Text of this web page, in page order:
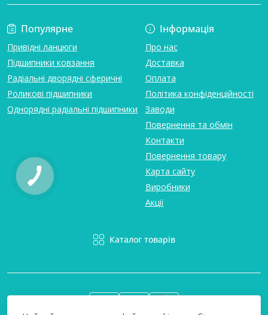
Популярне
Привідні ланцюги
Підшипники ковзання
Радіальні дворядні сферичні
Роликові підшипники
Однорядні радіальні підшипники
Інформація
Про нас
Доставка
Оплата
Політика конфіденційності
Заводи
Повернення та обмін
Контакти
Повернення товару
Карта сайту
Виробники
Акції
Каталог товарів